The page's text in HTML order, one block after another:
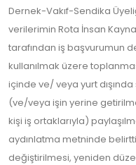
Dernek-Vakıf-Sendika
verilerimin Rota İnsan
tarafından iş başvurumun
kullanılmak üzere
içinde ve/ veya yurt
(ve/veya işin yerine
kişi iş ortaklarıyla)
aydınlatma metninde
değiştirilmesi, yeniden